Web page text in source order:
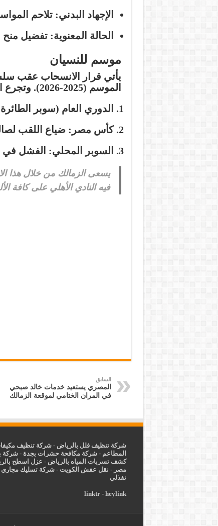
الإجهاد البدني: تلاحم
الحالة المعنوية: تفضيل منح
موسم للنسيان
يأتي قرار الانسحاب عقب
الموسم (2025-2026
). وتجرع
الدوري العام (سوبر
كأس مصر: ضياع اللقب
السوبر المحلي: الفشل في
يسعى الزمالك من خلال هذا
فيه النادي الأهلي على كافة
السابق
المصري يستعيد خدمات خالد صبحي
في المران الختامي لموقعة الزمالك
شركة تنظيف فلل بالرياض -شركة تنظيف
المطاعم -شركة مكافحة حشرات بجدة -شركة
كشف تسربات المياه بالرياض - عزل اسطح
مصر - نقل عفش الكويت -شركة تسليك مجاري
نفذلي
linktr- heylink